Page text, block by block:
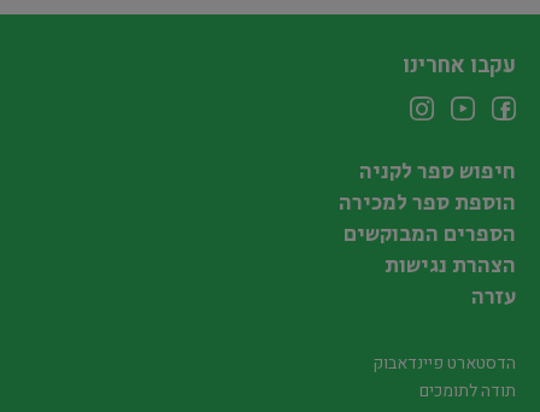
עקבו אחרינו
חיפוש ספר לקניה
הוספת ספר למכירה
הספרים המבוקשים
הצהרת נגישות
עזרה
הדסטארט פיינדאבוק
תודה לתומכים